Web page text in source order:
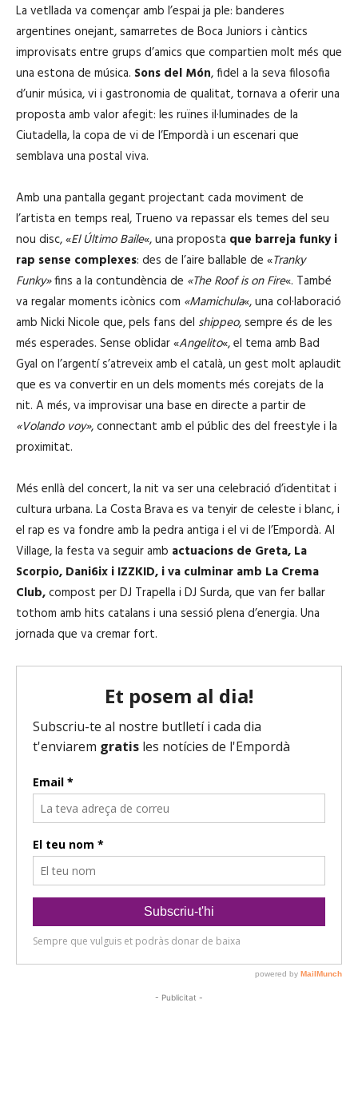
La vetllada va començar amb l’espai ja ple: banderes
argentines onejant, samarretes de Boca Juniors i càntics
improvisats entre grups d’amics que compartien molt més que
una estona de música. Sons del Món, fidel a la seva filosofia
d’unir música, vi i gastronomia de qualitat, tornava a oferir una
proposta amb valor afegit: les ruïnes il·luminades de la
Ciutadella, la copa de vi de l’Empordà i un escenari que
semblava una postal viva.
Amb una pantalla gegant projectant cada moviment de
l’artista en temps real, Trueno va repassar els temes del seu
nou disc, «El Último Baile«, una proposta que barreja funky i
rap sense complexes: des de l’aire ballable de «Tranky
Funky»fins a la contundència de «The Roof is on Fire«. També
va regalar moments icònics com «Mamichula«, una col·laboració
amb Nicki Nicole que, pels fans del shippeo, sempre és de les
més esperades. Sense oblidar «Angelito«, el tema amb Bad
Gyal on l’argentí s’atreveix amb el català, un gest molt aplaudit
que es va convertir en un dels moments més corejats de la
nit. A més, va improvisar una base en directe a partir de
«Volando voy», connectant amb el públic des del freestyle i la
proximitat.
Més enllà del concert, la nit va ser una celebració d’identitat i
cultura urbana. La Costa Brava es va tenyir de celeste i blanc, i
el rap es va fondre amb la pedra antiga i el vi de l’Empordà. Al
Village, la festa va seguir amb actuacions de Greta, La
Scorpio, Dani6ix i IZZKID, i va culminar amb La Crema
Club,compost per DJ Trapella i DJ Surda, que van fer ballar
tothom amb hits catalans i una sessió plena d’energia. Una
jornada que va cremar fort.
- Publicitat -